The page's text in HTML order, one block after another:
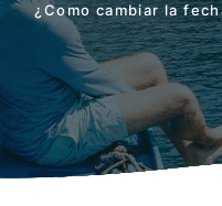
¿Como cambiar la